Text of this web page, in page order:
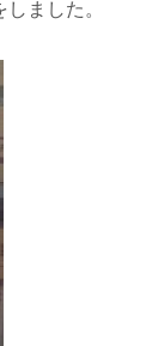
ました。